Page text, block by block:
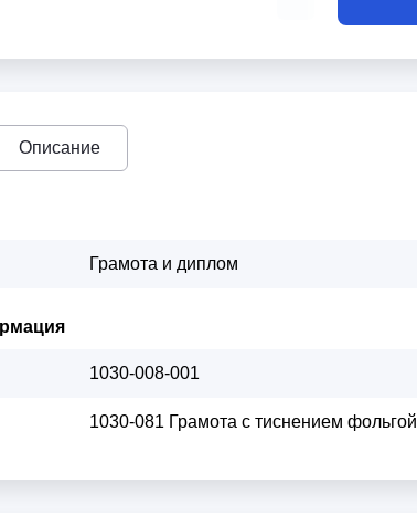
Описание
Грамота и диплом
1030-008-001
1030-081 Грамота с тиснением фольгой